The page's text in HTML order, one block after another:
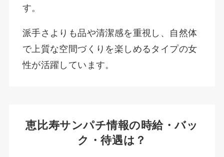
す。
派手さよりも品や清潔感を重視し、自然体
で上質な空間づくりを楽しめるタイプの女
性が活躍しています。
恵比寿サンパチ情報の時給・バッ
ク・待遇は？